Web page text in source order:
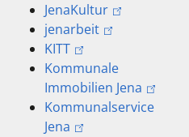
JenaKultur
jenarbeit
KITT
Kommunale
Immobilien Jena
Kommunalservice
Jena